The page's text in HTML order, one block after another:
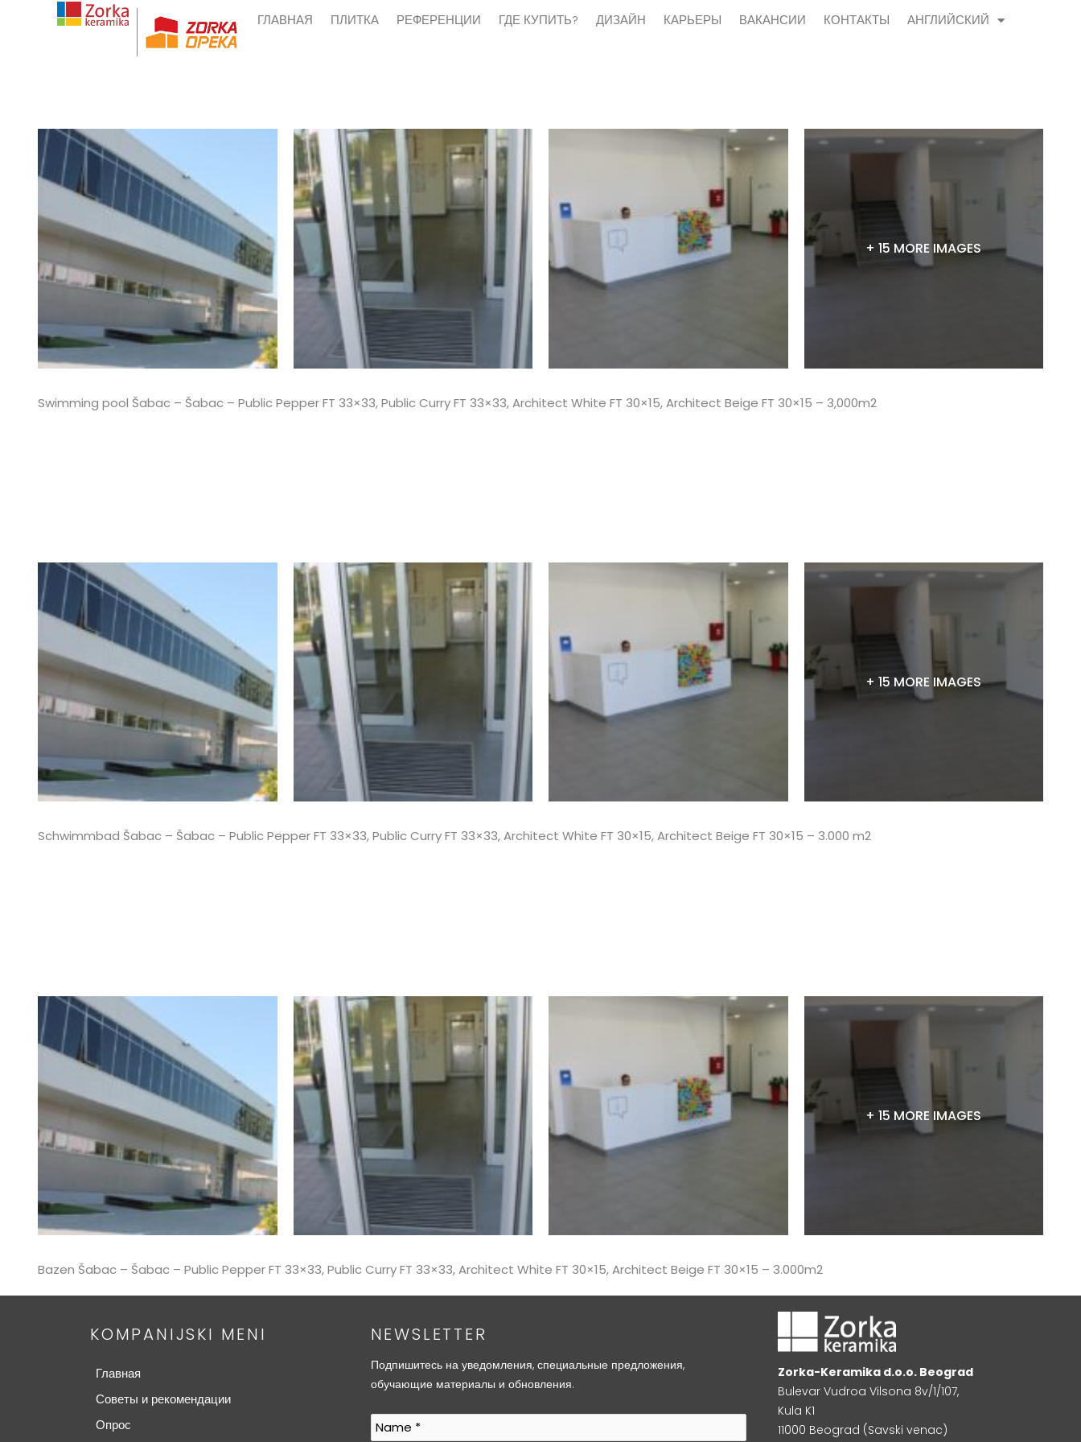
ГЛАВНАЯ ПЛИТКА РЕФЕРЕНЦИИ ГДЕ КУПИТЬ? ДИЗАЙН КАРЬЕРЫ ВАКАНСИИ КОНТАКТЫ АНГЛИЙСКИЙ
+ 15 MORE IMAGES
Swimming pool Šabac – Šabac – Public Pepper FT 33×33, Public Curry FT 33×33, Architect White FT 30×15, Architect Beige FT 30×15 – 3,000m2
+ 15 MORE IMAGES
Schwimmbad Šabac – Šabac – Public Pepper FT 33×33, Public Curry FT 33×33, Architect White FT 30×15, Architect Beige FT 30×15 – 3.000 m2
+ 15 MORE IMAGES
Bazen Šabac – Šabac – Public Pepper FT 33×33, Public Curry FT 33×33, Architect White FT 30×15, Architect Beige FT 30×15 – 3.000m2
KOMPANIJSKI MENI
Главная
Советы и рекомендации
Опрос
NEWSLETTER
Подпишитесь на уведомления, специальные предложения,
обучающие материалы и обновления.
Zorka-Keramika d.o.o. Beograd
Bulevar Vudroa Vilsona 8v/1/107,
Kula K1
11000 Beograd (Savski venac)